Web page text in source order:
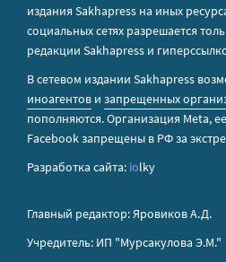
издания Sakhapress на иных
социальных сетях разрешается
редакции Sakhapress и
В сетевом издании Sakhapress
иноагентов и запрещенных
пополняются. Организация Metа,
Facebook запрещены в РФ за
Разработка сайта: iolky
Главный редактор: Яровиков А.Д.
Учредитель: ИП "Мурсакулова Э.М."